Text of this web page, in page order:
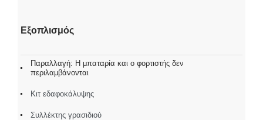
Εξοπλισμός
Παραλλαγή: Η μπαταρία και ο φορτιστής δεν
περιλαμβάνονται
Κιτ εδαφοκάλυψης
Συλλέκτης γρασιδιού